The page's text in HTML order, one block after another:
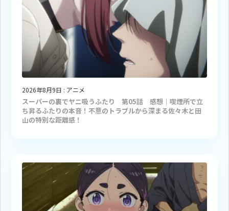
2026年8月9日 : アニメ
スーパーの裏でヤニ吸うふたり 第05話 感想｜喫煙所で立
ち昇るふたりの本音！不意のトラブルから深まる佐々木と田
山の特別な距離感！